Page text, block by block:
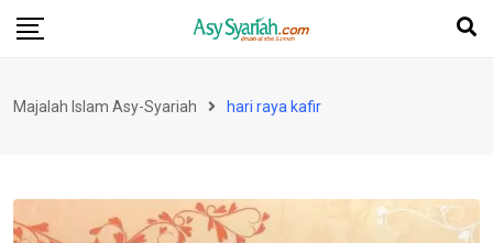
Skip
Majalah Islam Asy-Syariah hari raya kafir